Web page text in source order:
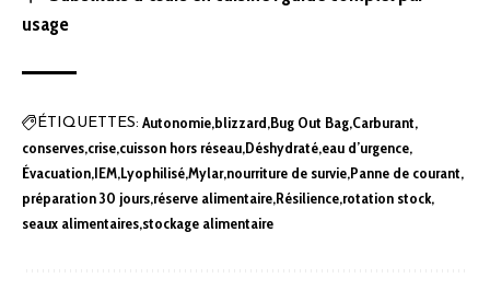
usage
ÉTIQUETTES: Autonomie blizzard Bug Out Bag Carburant
conserves crise cuisson hors réseau Déshydraté eau d’urgence
Évacuation IEM LyophiliséMylar nourriture de survie Panne de courant
préparation 30 jours réserve alimentaire Résilience rotation stock
seaux alimentaires stockage alimentaire